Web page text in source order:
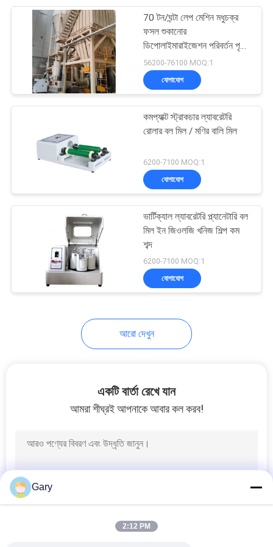
জৈব কয়লা উৎপাদন যন্ত্র
খনিজ প্রক্রিয়াকরণ উদ্ভিদ
খাওয়ানো ও বহনকারী মেশিন
গ্রাফাইট প্রক্রিয়াকরণ লাইন
70 টন/ঘন্টা লেপ মেশিন মধুচক্র
ফসল শুকানোর
ডিপোলাইমারাইজেশন পরিবর্তন পৃষ্ঠ
আবরণ
56200-76100 MOQ:1
যোগাযোগ
কমপ্যাক্ট স্ট্রাকচার ল্যাবরেটরি
রোলার বল মিল / মণির বালি মিল
6200-7100 MOQ:1
যোগাযোগ
ভার্টিক্যাল ল্যাবরেটরি প্ল্যানেটারি বল
মিল ইন জিওলজি খনিজ শিল্প কম
শব্দ
6200-7100 MOQ:1
যোগাযোগ
আরো দেখুন
একটি বার্তা রেখে যান
আমরা শীঘ্রই আপনাকে আবার কল করব!
Gary
2:12 PM